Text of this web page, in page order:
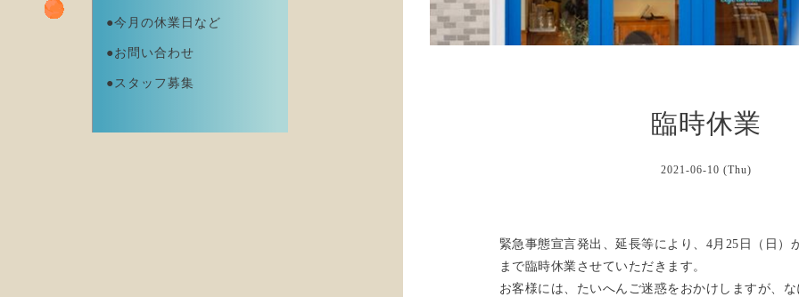
●今月の休業日など
●お問い合わせ
●スタッフ募集
臨時休業
2021-06-10 (Thu)
緊急事態宣言発出、延長等により、4月25日（日）
まで臨時休業させていただきます。
お客様には、たいへんご迷惑をおかけしますが、